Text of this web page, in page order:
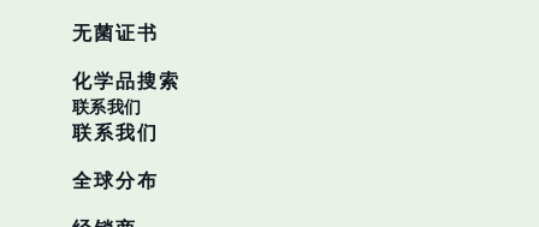
无菌证书
化学品搜索
联系我们
联系我们
全球分布